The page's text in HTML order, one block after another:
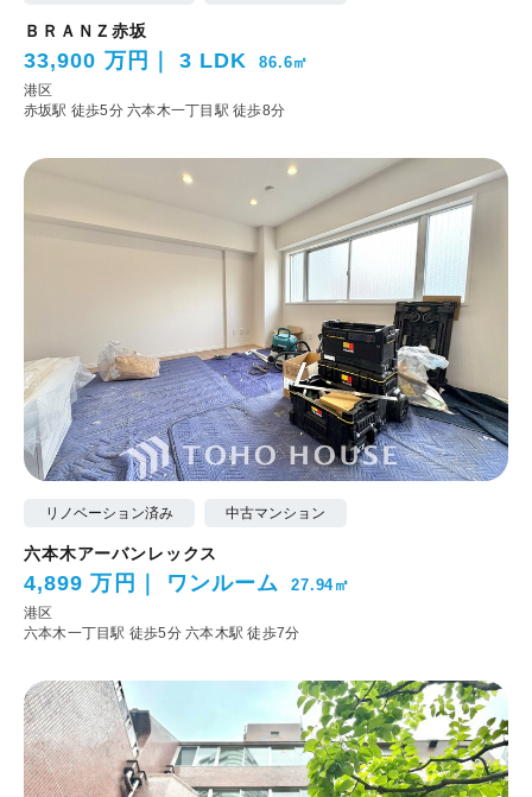
ＢＲＡＮＺ赤坂
33,900 万円 3 LDK 86.6㎡
港区
赤坂駅 徒歩5分六本木一丁目駅 徒歩8分
リノベーション済み 中古マンション
六本木アーバンレックス
4,899 万円 ワンルーム 27.94㎡
港区
六本木一丁目駅 徒歩5分六本木駅 徒歩7分